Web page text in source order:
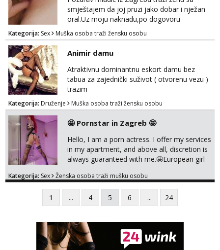
smještajem da joj pruzi jako dobar i nježan
oral.Uz moju naknadu,po dogovoru
.Diskrecija osigurana.
Kategorija: Sex Muška osoba traži žensku osobu
Animir damu
Atraktivnu dominantnu eskort damu bez
tabua za zajednički suživot ( otvorenu vezu )
trazim
Kategorija: Druženje Muška osoba traži žensku osobu
🤩 Pornstar in Zagreb 🤩
Hello, I am a porn actress. I offer my services
in my apartment, and above all, discretion is
always guaranteed with me.🤩European girl
sex,domination,and oral with condom cause
i need to stay healthy because acting and
also my own health 😘 i dont do anal or
kissing
Kategorija: Sex Ženska osoba traži mušku osobu
1 ... 4 5 6 ... 24